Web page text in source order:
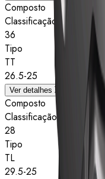
Composto
Classificação de estrelas
36
Tipo
TT
26.5-25
Ver detalhes
Composto
Classificação de estrelas
28
Tipo
TL
29.5-25